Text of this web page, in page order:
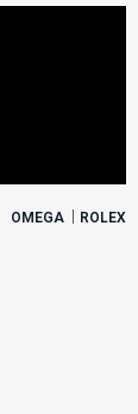
OMEGA｜ROLEX